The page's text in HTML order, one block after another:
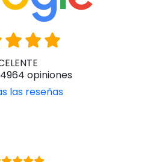
opiniones
las reseñas